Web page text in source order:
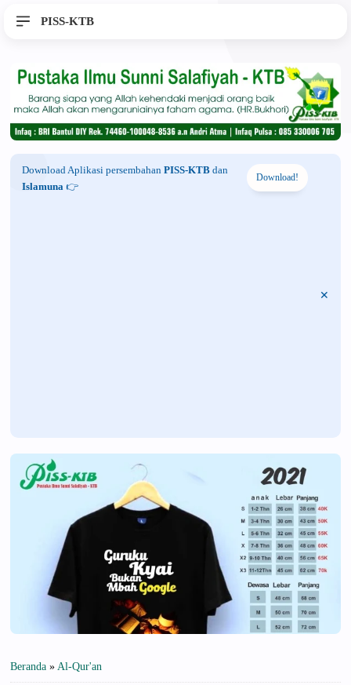
PISS-KTB
Download Aplikasi persembahan PISS-KTB dan
Islamuna 👉
Download!
Beranda » Al-Qur'an